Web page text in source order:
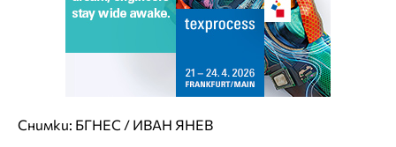
Снимки: БГНЕС / ИВАН ЯНЕВ